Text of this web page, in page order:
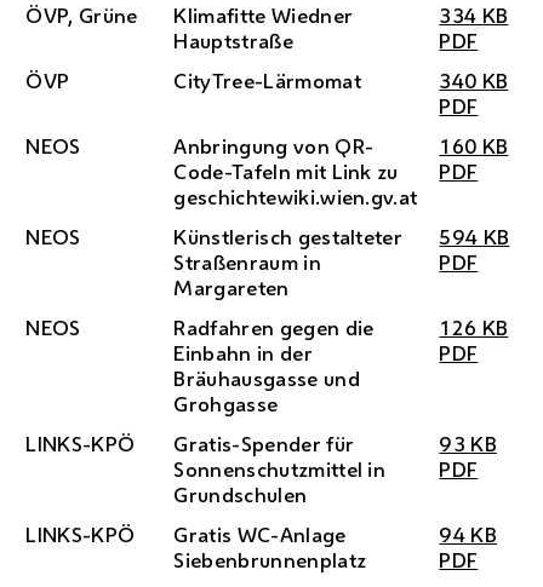
ÖVP, Grüne
Klimafitte Wiedner
Hauptstraße
334 KB
PDF
ÖVP
CityTree-Lärmomat 340 KB
PDF
NEOS
Anbringung von QR-
Code-Tafeln mit Link zu
geschichtewiki.wien.gv.at
160 KB
PDF
NEOS
Künstlerisch gestalteter
Straßenraum in
Margareten
594 KB
PDF
NEOS
Radfahren gegen die
Einbahn in der
Bräuhausgasse und
Grohgasse
126 KB
PDF
LINKS-KPÖ
Gratis-Spender für
Sonnenschutzmittel in
Grundschulen
93 KB
PDF
LINKS-KPÖ Gratis WC-Anlage
Siebenbrunnenplatz
94 KB
PDF